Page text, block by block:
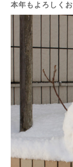
本年もよろしく